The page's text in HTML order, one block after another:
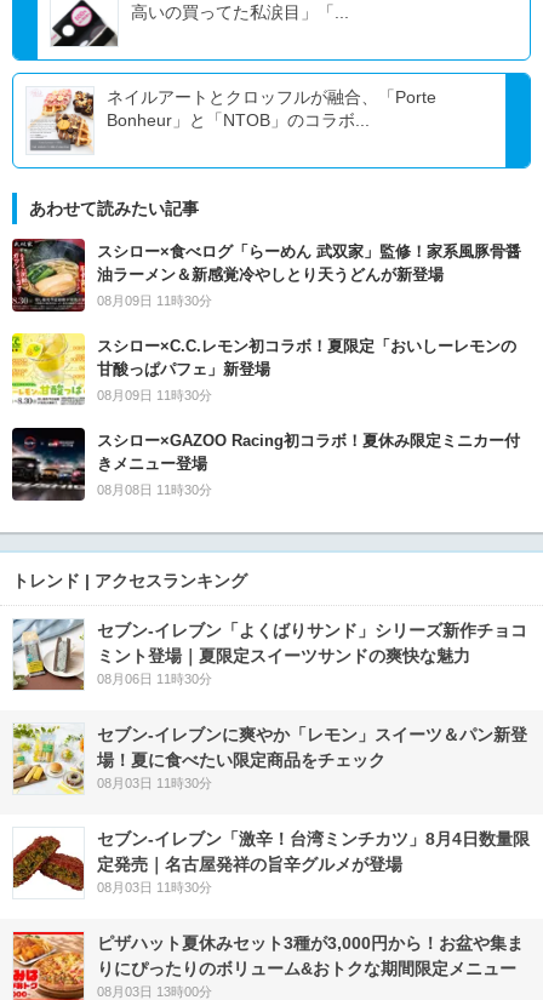
高いの買ってた私涙目」「...
ネイルアートとクロッフルが融合、「Porte
Bonheur」と「NTOB」のコラボ...
あわせて読みたい記事
スシロー×食べログ「らーめん 武双家」監修！家系風豚骨醤
油ラーメン＆新感覚冷やしとり天うどんが新登場
08月09日 11時30分
スシロー×C.C.レモン初コラボ！夏限定「おいしーレモンの
甘酸っぱパフェ」新登場
08月09日 11時30分
スシロー×GAZOO Racing初コラボ！夏休み限定ミニカー付
きメニュー登場
08月08日 11時30分
トレンド | アクセスランキング
セブン‐イレブン「よくばりサンド」シリーズ新作チョコ
ミント登場｜夏限定スイーツサンドの爽快な魅力
08月06日 11時30分
セブン‐イレブンに爽やか「レモン」スイーツ＆パン新登
場！夏に食べたい限定商品をチェック
08月03日 11時30分
セブン-イレブン「激辛！台湾ミンチカツ」8月4日数量限
定発売｜名古屋発祥の旨辛グルメが登場
08月03日 11時30分
ピザハット夏休みセット3種が3,000円から！お盆や集ま
りにぴったりのボリューム&おトクな期間限定メニュー
08月03日 13時00分